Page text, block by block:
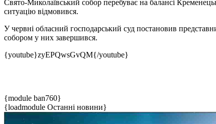
Свято-Миколаївський собор перебуває на балансі
ситуацію відмовився.
У червні обласний господарський суд постановив
собором у них завершився.
{youtube}zyEPQwsGvQM{/youtube}
{module ban760}
{loadmodule Останні новини}